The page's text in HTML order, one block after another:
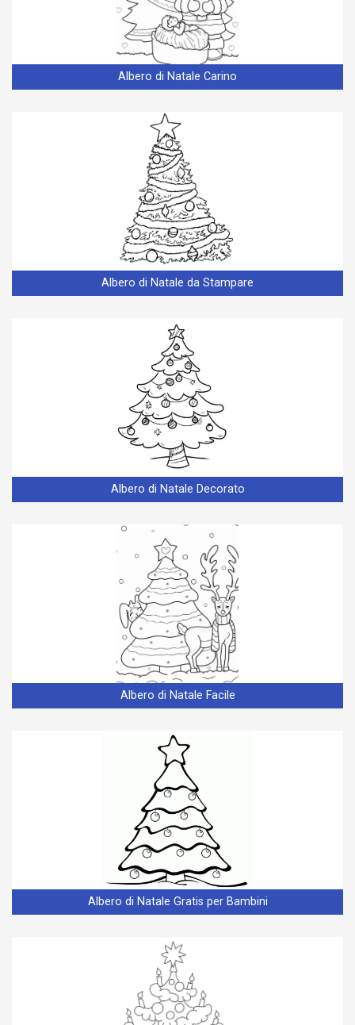
Albero di Natale Carino
Albero di Natale da Stampare
Albero di Natale Decorato
Albero di Natale Facile
Albero di Natale Gratis per Bambini